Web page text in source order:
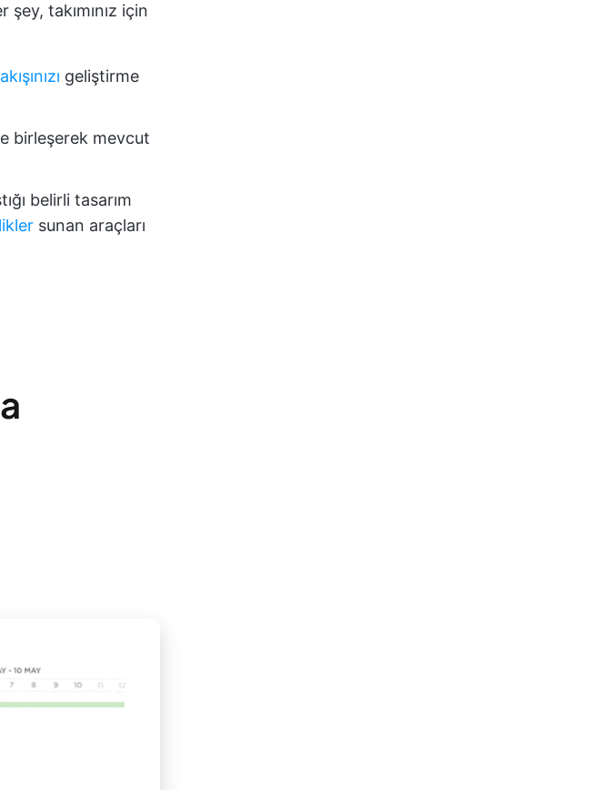
takımınız için
geliştirme
birleşerek mevcut
belirli tasarım
sunan araçları